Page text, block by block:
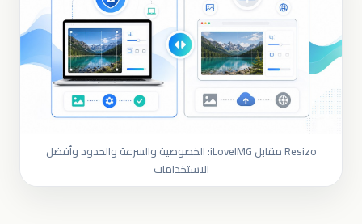
Resizo مقابل iLoveIMG: الخصوصية والسرعة والحدود وأفضل
الاستخدامات